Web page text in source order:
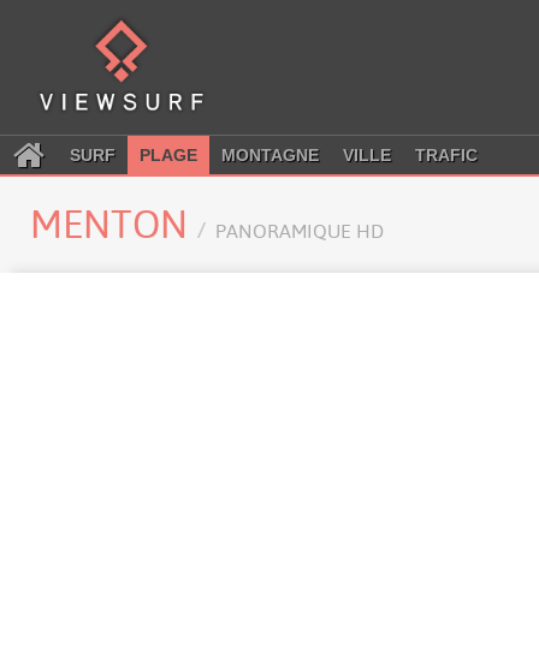
SURF PLAGE MONTAGNE VILLE TRAFIC
MENTON PANORAMIQUE HD